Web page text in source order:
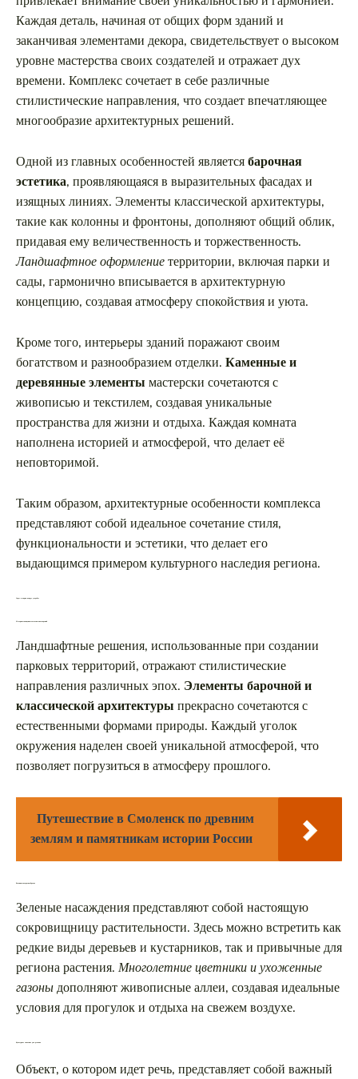
Каждая деталь, начиная от общих форм зданий и
заканчивая элементами декора, свидетельствует о высоком
уровне мастерства своих создателей и отражает дух
времени. Комплекс сочетает в себе различные
стилистические направления, что создает впечатляющее
многообразие архитектурных решений.
Одной из главных особенностей являетсябарочная
эстетика, проявляющаяся в выразительных фасадах и
изящных линиях. Элементы классической архитектуры,
такие как колонны и фронтоны, дополняют общий облик,
придавая ему величественность и торжественность.
Ландшафтное оформлениетерритории, включая парки и
сады, гармонично вписывается в архитектурную
концепцию, создавая атмосферу спокойствия и уюта.
Кроме того, интерьеры зданий поражают своим
богатством и разнообразием отделки. Каменные и
деревянные элементы мастерски сочетаются с
живописью и текстилем, создавая уникальные
пространства для жизни и отдыха. Каждая комната
наполнена историей и атмосферой, что делает её
неповторимой.
Таким образом, архитектурные особенности комплекса
представляют собой идеальное сочетание стиля,
функциональности и эстетики, что делает его
выдающимся примером культурного наследия региона.
Сады и парки вокруг усадьбы
Историческая ценность зеленых насаждений
Ландшафтные решения, использованные при создании
парковых территорий, отражают стилистические
направления различных эпох. Элементы барочной и
классической архитектуры прекрасно сочетаются с
естественными формами природы. Каждый уголок
окружения наделен своей уникальной атмосферой, что
позволяет погрузиться в атмосферу прошлого.
Путешествие в Смоленск по древним
землям и памятникам истории России
Ботаническое разнообразие
Зеленые насаждения представляют собой настоящую
сокровищницу растительности. Здесь можно встретить как
редкие виды деревьев и кустарников, так и привычные для
региона растения. Многолетние цветники и ухоженные
газоныдополняют живописные аллеи, создавая идеальные
условия для прогулок и отдыха на свежем воздухе.
Культурное значение для региона
Объект, о котором идет речь, представляет собой важный